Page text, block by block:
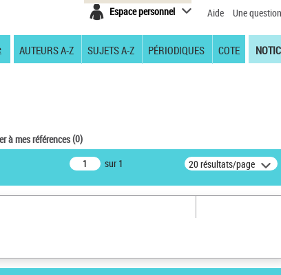
Espace personnel Aide Une
AUTEURS A-Z SUJETS A-Z PÉRIODIQUES COTE
à mes références(0)
sur 1 20 résultats/page